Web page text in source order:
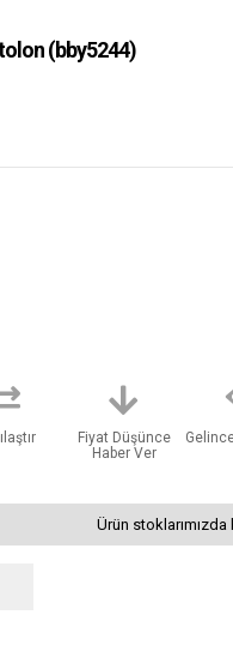
(bby5244)
Fiyat Düşünce
Haber Ver
Ürün stoklarımızda